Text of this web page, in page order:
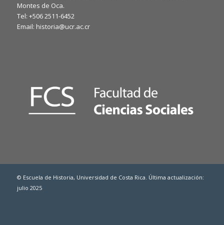
Montes de Oca.
Tel: +506 2511-6452
Email: historia@ucr.ac.cr
© Escuela de Historia, Universidad de Costa Rica. Última actualización:
julio 2025